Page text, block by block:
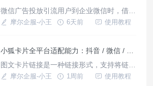
公众号、小程序等微信端页面，是构建私域
场景的必备工具。使用跳转功能的短链接有
什么优势？降低推广成本：短信计费
微信广告投放引流用户到企业微信时，借助
微粉宝的活码加粉和获客助手功能，可以实
或获客助手链接使用，只需搭建一个广告回
传组件即可，还支持打标签广告数据回传上
报。如何配置分渠道打标签？1、注册与授
权前往微粉宝官网(网站：h
摩尔企服-小王 6天前 使用教程
图文卡片链接是一种链接形式，支持将链接
转化为卡片形式，展示品牌logo、卡片核心
摩尔企服-小王 1周前 使用教程